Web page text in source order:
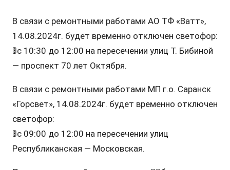
В связи с ремонтными работами АО ТФ «Ватт»,
14.08.2024г. будет временно отключен светофор:
🚦с 10:30 до 12:00 на пересечении улиц Т. Бибиной
— проспект 70 лет Октября.
В связи с ремонтными работами МП г.о. Саранск
«Горсвет», 14.08.2024г. будет временно отключен
светофор:
🚦с 09:00 до 12:00 на пересечении улиц
Республиканская — Московская.